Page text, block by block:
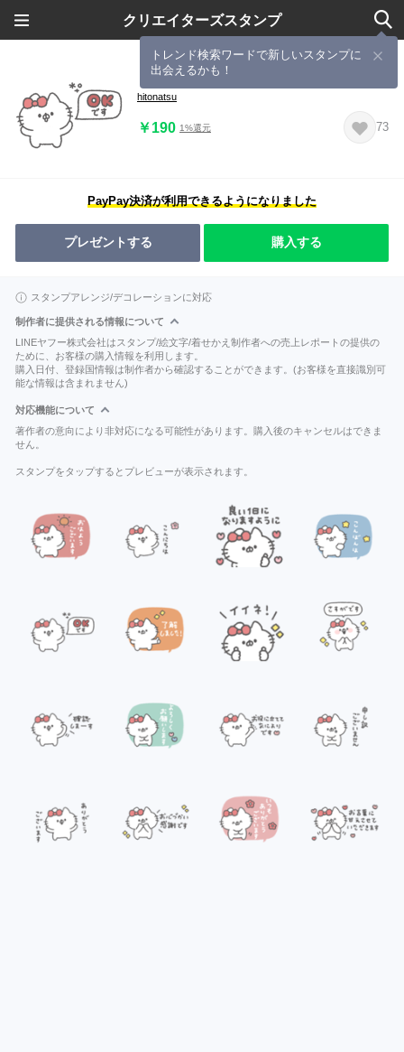
クリエイターズスタンプ
トレンド検索ワードで新しいスタンプに
出会えるかも！
りぼんにゃんこ。#19
hitonatsu
￥190 1%還元 73
PayPay決済が利用できるようになりました
プレゼントする 購入する
スタンプアレンジ/デコレーションに対応
制作者に提供される情報について
LINEヤフー株式会社はスタンプ/絵文字/着せかえ制作者への売上レポートの提供の
ために、お客様の購入情報を利用します。
購入日付、登録国情報は制作者から確認することができます。(お客様を直接識別可
能な情報は含まれません)
対応機能について
著作者の意向により非対応になる可能性があります。購入後のキャンセルはできま
せん。
スタンプをタップするとプレビューが表示されます。